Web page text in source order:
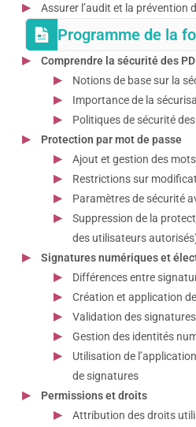
Assurer l’audit et la prévention
Programme de la
Comprendre la sécurité des
Notions de base sur la
Importance de la
Politiques de sécurité
Protection par mot de passe
Ajout et gestion des
Restrictions sur
Paramètres de sécurité
Suppression de la
des utilisateurs
Signatures numériques et
Différences entre
Création et application
Validation des
Gestion des identités
Utilisation de
de signatures
Permissions et droits
Attribution des droits